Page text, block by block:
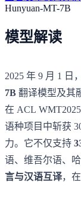
Hunyuan-MT-7B
模型解读
2025 年 9 月 1 日
7B 翻译模型及其
在 ACL
语种项目中斩获
力。它不仅支持
语、维吾尔语、
言与汉语互译，